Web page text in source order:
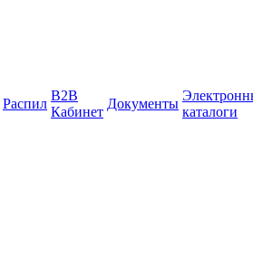
Распил
B2B
Кабинет
Документы
каталоги